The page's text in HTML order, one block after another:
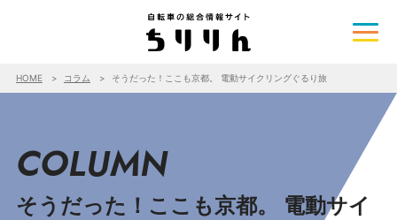
HOME コラム そうだった！ここも京都。 電動サイクリングぐるり旅
COLUMN
そうだった！ここも京都。 電動サイ